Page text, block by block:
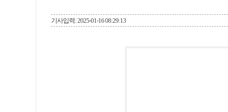
기사입력: 2025-01-16 08:29:13